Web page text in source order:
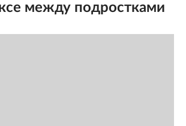
между подростками